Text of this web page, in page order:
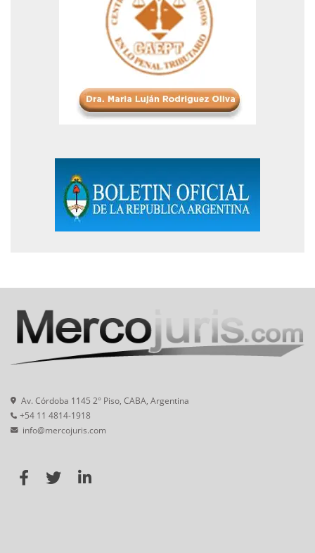
Av. Córdoba 1145 2° Piso, CABA, Argentina
+54 11 4814-1918
info@mercojuris.com